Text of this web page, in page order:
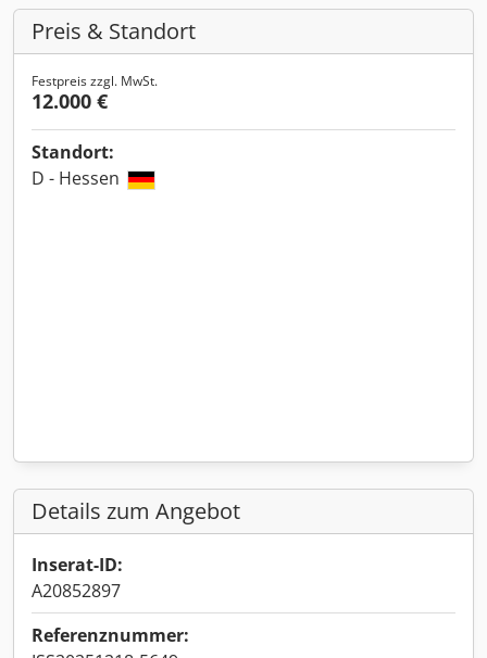
Preis & Standort
Festpreis zzgl. MwSt.
12.000 €
Standort:
D - Hessen
Details zum Angebot
Inserat-ID:
A20852897
Referenznummer: